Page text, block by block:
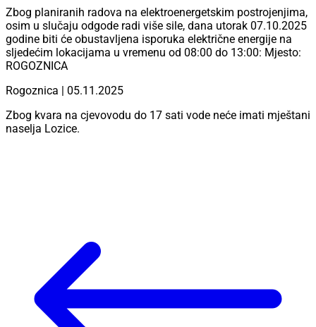
Zbog planiranih radova na elektroenergetskim postrojenjima,
osim u slučaju odgode radi više sile, dana utorak 07.10.2025
godine biti će obustavljena isporuka električne energije na
sljedećim lokacijama u vremenu od 08:00 do 13:00: Mjesto:
ROGOZNICA
Rogoznica | 05.11.2025
Zbog kvara na cjevovodu do 17 sati vode neće imati mještani
naselja Lozice.